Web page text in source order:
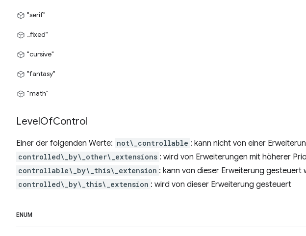
"serif"
„fixed“
"cursive"
"fantasy"
"math"
LevelOfControl
Einer der folgenden Werte: not\_controllable : kann nicht von einer
controlled\_by\_other\_extensions : wird von Erweiterungen mit höherer
controllable\_by\_this\_extension : kann von dieser Erweiterung gesteuert
controlled\_by\_this\_extension : wird von dieser Erweiterung gesteuert
ENUM